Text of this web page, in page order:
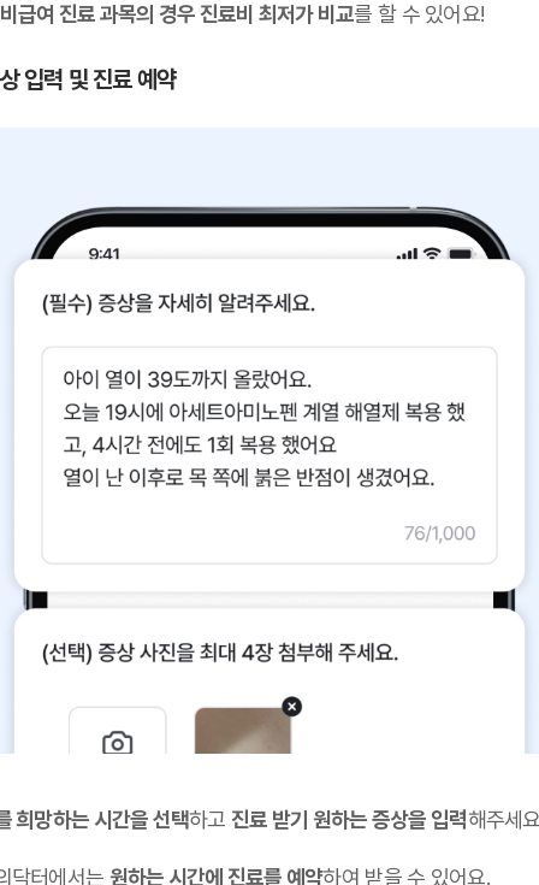
비급여 진료 과목의 경우 진료비 최저가 비교를 할 수 있어요!
입력 및 진료 예약
희망하는 시간을 선택하고 진료 받기 원하는 증상을 입력해주세
닥터에서는 원하는 시간에 진료를 예약하여 받을 수 있어요.